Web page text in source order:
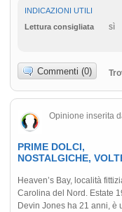
INDICAZIONI UTILI
Lettura consigliata
sì
Commenti (0)
Opinione inserita
PRIME DOLCI,
NOSTALGICHE,
Heaven’s Bay, località
Carolina del Nord. Estate
Devin Jones ha 21 anni, è